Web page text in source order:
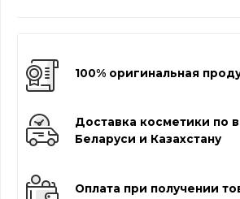
100% оригинальная
Доставка косметики по
Беларуси и Казахстану
Оплата при получении